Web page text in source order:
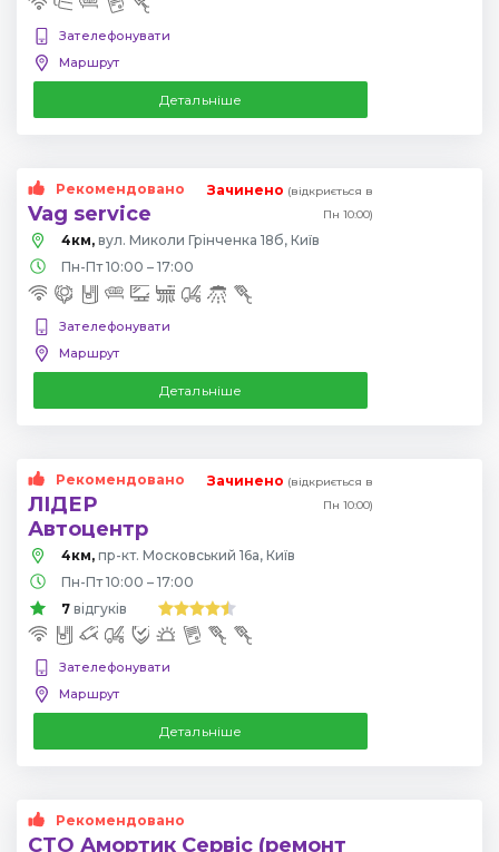
Зателефонувати
Маршрут
Детальніше
Рекомендовано
Vag service
Зачинено (відкриється в
Пн 10:00)
4км, вул. Миколи Грінченка 18б, Київ
Пн-Пт 10:00 – 17:00
Зателефонувати
Маршрут
Детальніше
Рекомендовано
ЛІДЕР
Автоцентр
Зачинено (відкриється в
Пн 10:00)
4км, пр-кт. Московський 16а, Київ
Пн-Пт 10:00 – 17:00
7 відгуків
Зателефонувати
Маршрут
Детальніше
Рекомендовано
СТО Амортик Сервіс (ремонт